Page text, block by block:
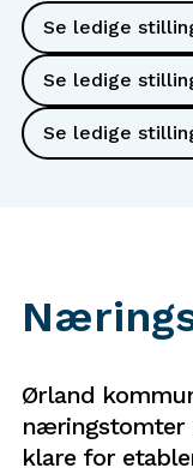
Se ledige
Se ledige
Se ledige
Ørland
klare for